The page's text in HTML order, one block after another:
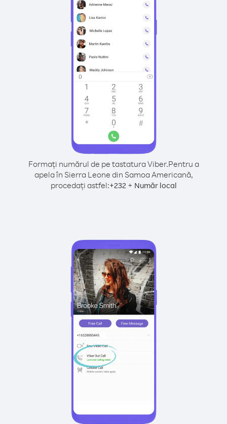
Formați numărul de pe tastatura Viber.Pentru a
apela în Sierra Leone din Samoa Americană,
procedați astfel:+232+ Număr local